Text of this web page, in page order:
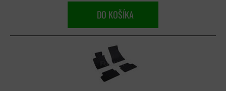
DO KOŠÍKA